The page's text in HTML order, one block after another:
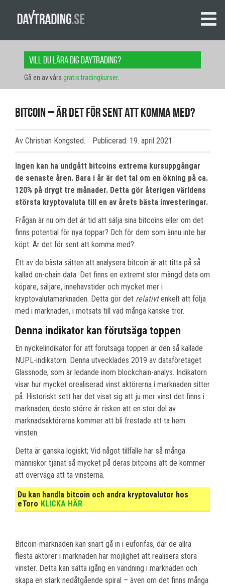
Vill du lära dig daytrading?
Gå en av våra gratis tradingkurser.
Bitcoin – Är det för sent att komma med?
Av Christian Kongsted. Publicerad: 19. april 2021
Ingen kan ha undgått bitcoins extrema kursuppgångar
de senaste åren. Bara i år är det tal om en ökning på ca.
120% på drygt tre månader. Detta gör återigen världens
största kryptovaluta till en av årets bästa investeringar.
Frågan är nu om det är tid att sälja sina bitcoins eller om det
finns potential för nya toppar? Och för dem som ännu inte har
köpt: Är det för sent att komma med?
Ett av de bästa sätten att analysera bitcoin är att titta på så
kallad on-chain data. Det finns en extremt stor mängd data om
köpare, säljare, innehavstider och mycket mer i
kryptovalutamarknaden. Detta gör det relativtenkelt att följa
med i marknaden, i motsats till vad många kanske tror.
Denna indikator kan förutsäga toppen
En nyckelindikator för att förutsäga toppen är den så kallade
NUPL-indikatorn. Denna utvecklades 2019 av dataföretaget
Glassnode, som är ledande inom blockchain-analys. Indikatorn
visar hur mycket orealiserad vinst aktörerna i marknaden sitter
på. Historiskt sett har det visat sig att ju mer vinst det finns i
marknaden, desto större är risken att en stor del av
marknadsaktörerna kommer att bli frestade att ta hem
vinsten.
Detta är ganska logiskt; Vid något tillfälle har så många
människor tjänat så mycket på deras bitcoins att de kommer
att överväga att ta vinsterna.
Du kan handla bitcoin och andra kryptovalutor hos
eToro KLICKA HÄR
Bitcoin-marknaden kan snart gå in i euforifas, där de allra
flesta aktörer i marknaden har möjlighet att realisera stora
vinster. Detta kan sätta igång en vändning i marknaden och
skapa en stark nedåtgående spiral – även om det finns många